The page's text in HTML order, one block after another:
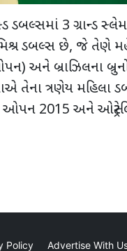
3 ગ્રાન્ડ સ્લેમ
મિશ્ર ડબલ્સ છે, જે તેણે
અને બ્રાઝિલના
તેના ત્રણેય મહિલા
ઓપન 2015 અને
Policy Advertise With